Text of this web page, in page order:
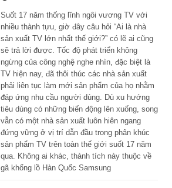
Suốt 17 năm thống lĩnh ngôi vương TV với
nhiều thành tựu, giờ đây câu hỏi “Ai là nhà
sản xuất TV lớn nhất thế giới?” có lẽ ai cũng
sẽ trả lời được. Tốc độ phát triển không
ngừng của công nghệ nghe nhìn, đặc biệt là
TV hiện nay, đã thôi thúc các nhà sản xuất
phải liên tục làm mới sản phẩm của họ nhằm
đáp ứng nhu cầu người dùng. Dù xu hướng
tiêu dùng có những biến động lên xuống, song
vẫn có một nhà sản xuất luôn hiên ngang
đứng vững ở vị trí dẫn đầu trong phân khúc
sản phẩm TV trên toàn thế giới suốt 17 năm
qua. Không ai khác, thành tích này thuộc về
gã khổng lồ Hàn Quốc Samsung